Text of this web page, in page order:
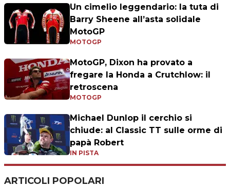
Un cimelio leggendario: la tuta di
Barry Sheene all’asta solidale
MotoGP
MOTOGP
MotoGP, Dixon ha provato a
fregare la Honda a Crutchlow: il
retroscena
MOTOGP
Michael Dunlop il cerchio si
chiude: al Classic TT sulle orme di
papà Robert
IN PISTA
ARTICOLI POPOLARI